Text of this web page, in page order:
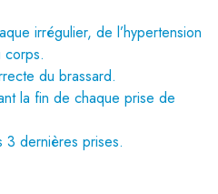
irrégulier, de l’hypertension
corps.
du brassard.
la fin de chaque prise de
3 dernières prises.